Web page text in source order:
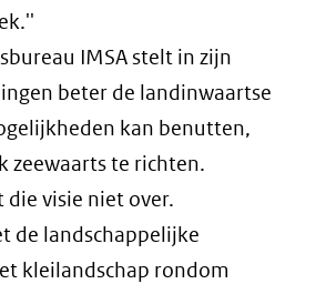
IMSA stelt in zijn
beter de landinwaartse
kan benutten,
zeewaarts te richten.
die visie niet over.
de landschappelijke
kleilandschap rondom